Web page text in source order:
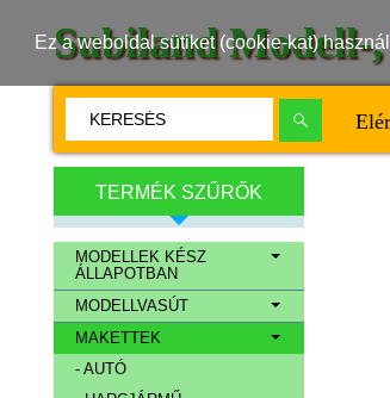
Ez a weboldal sütiket (cookie-kat)
Subiland
TERMÉK SZŰRŐK
MODELLEK KÉSZ
ÁLLAPOTBAN
MODELLVASÚT
MAKETTEK
- AUTÓ